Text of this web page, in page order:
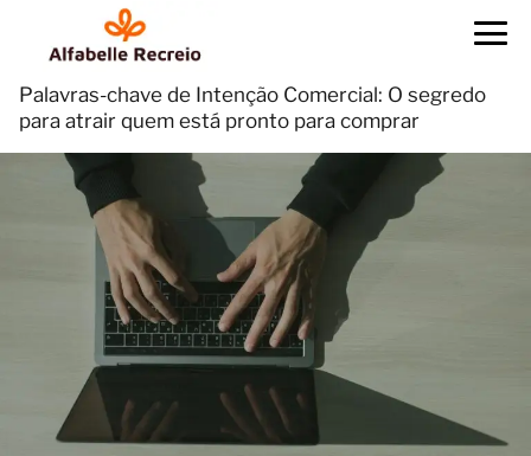
Palavras-chave de Intenção Comercial: O segredo
para atrair quem está pronto para comprar